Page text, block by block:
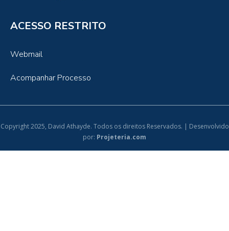
ACESSO RESTRITO
Webmail
Acompanhar Processo
Copyright 2025, David Athayde. Todos os direitos Reservados. | Desenvolvido
por: Projeteria.com